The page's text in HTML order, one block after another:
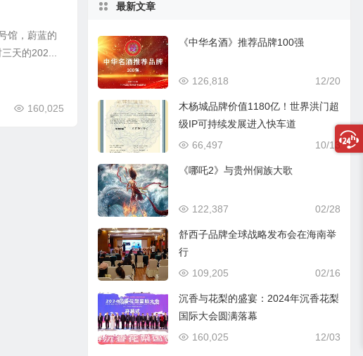
馆，蔚蓝的
天的202...
160,025
最新文章
《中华名酒》推荐品牌100强
12/20
126,818
木杨城品牌价值1180亿！世界洪门超
级IP可持续发展进入快车道
10/13
66,497
《哪吒2》与贵州侗族大歌
02/28
122,387
舒西子品牌全球战略发布会在海南举
行
02/16
109,205
沉香与花梨的盛宴：2024年沉香花梨
国际大会圆满落幕
12/03
160,025